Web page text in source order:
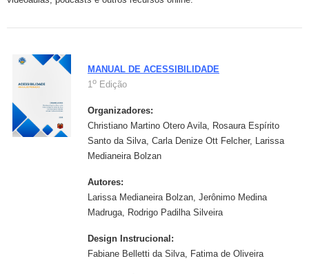
MANUAL DE ACESSIBILIDADE
1o Edição
Organizadores:
Christiano Martino Otero Avila, Rosaura Espírito
Santo da Silva, Carla Denize Ott Felcher, Larissa
Medianeira Bolzan
Autores:
Larissa Medianeira Bolzan, Jerônimo Medina
Madruga, Rodrigo Padilha Silveira
Design Instrucional:
Fabiane Belletti da Silva, Fatima de Oliveira